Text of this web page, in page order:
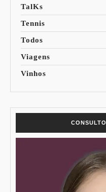
TalKs
Tennis
Todos
Viagens
Vinhos